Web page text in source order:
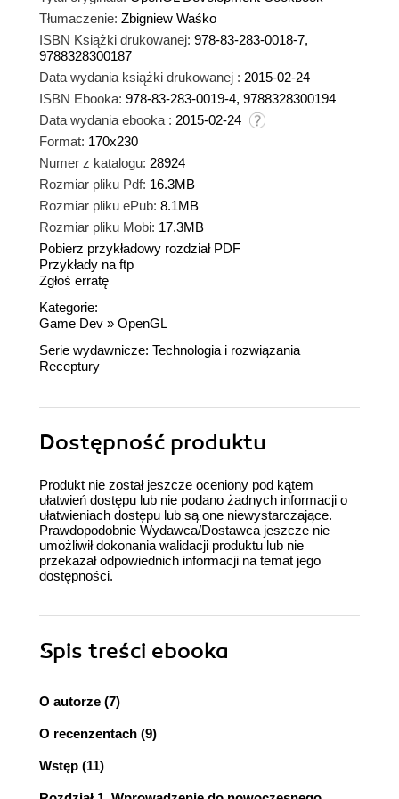
Tłumaczenie: Zbigniew Waśko
ISBN Książki drukowanej: 978-83-283-0018-7,
9788328300187
Data wydania książki drukowanej : 2015-02-24
ISBN Ebooka: 978-83-283-0019-4, 9788328300194
Data wydania ebooka : 2015-02-24
Format: 170x230
Numer z katalogu: 28924
Rozmiar pliku Pdf: 16.3MB
Rozmiar pliku ePub: 8.1MB
Rozmiar pliku Mobi: 17.3MB
Pobierz przykładowy rozdział PDF
Przykłady na ftp
Zgłoś erratę
Kategorie:
Game Dev » OpenGL
Serie wydawnicze: Technologia i rozwiązania
Receptury
Dostępność produktu
Produkt nie został jeszcze oceniony pod kątem
ułatwień dostępu lub nie podano żadnych informacji o
ułatwieniach dostępu lub są one niewystarczające.
Prawdopodobnie Wydawca/Dostawca jeszcze nie
umożliwił dokonania walidacji produktu lub nie
przekazał odpowiednich informacji na temat jego
dostępności.
Spis treści ebooka
O autorze (7)
O recenzentach (9)
Wstęp (11)